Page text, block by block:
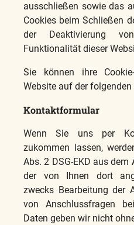
ausschließen sowie das
Cookies beim Schließen
der Deaktivierung
Funktionalität dieser
Sie können ihre
Website auf der
Kontaktformular
Wenn Sie uns per
zukommen lassen,
Abs. 2 DSG-EKD aus
der von Ihnen dort
zwecks Bearbeitung der
von Anschlussfragen
Daten geben wir nicht